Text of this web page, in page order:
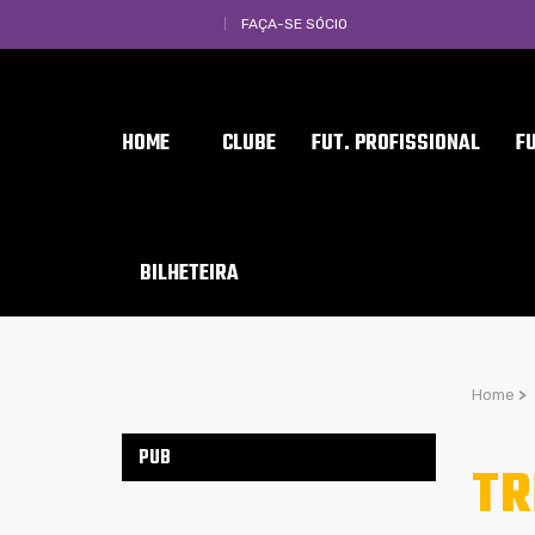
FAÇA-SE SÓCIO
HOME CLUBE FUT. PROFISSIONAL
BILHETEIRA
Home >
PUB